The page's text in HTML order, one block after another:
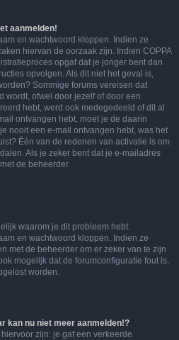
aanmelden!
en wachtwoord kloppen. Indien ze
hiervan de oorzaak zijn. Indien COPPA
opgaf dat je jonger bent dan
opvolgen. Als dit niet het geval is,
Sommige forums vereisen dat
wordt, ofwel door jezelf of door een
hebt, werd ook medegedeeld of dit al
ontvangen hebt, moet je de daarin
nooit een e-mail ontvangen hebt, was het
Één van de redenen van activatie is om
Als je zeker bent dat je e-mailadres
de beheerder.
waarom je dit probleem hebt.
en wachtwoord kloppen. Indien ze
met de beheerder om er zeker van te zijn
mogelijk dat de forumconfiguratie fout is,
worden.
kan nu niet meer aanmelden!?
zijn: je gaf een verkeerde